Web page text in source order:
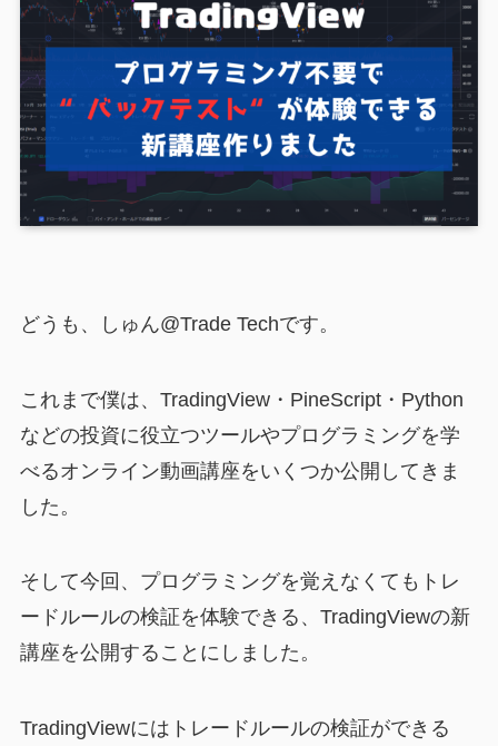
どうも、しゅん@Trade Techです。
これまで僕は、TradingView・PineScript・Python
などの投資に役立つツールやプログラミングを学
べるオンライン動画講座をいくつか公開してきま
した。
そして今回、プログラミングを覚えなくてもトレ
ードルールの検証を体験できる、TradingViewの新
講座を公開することにしました。
TradingViewにはトレードルールの検証ができる